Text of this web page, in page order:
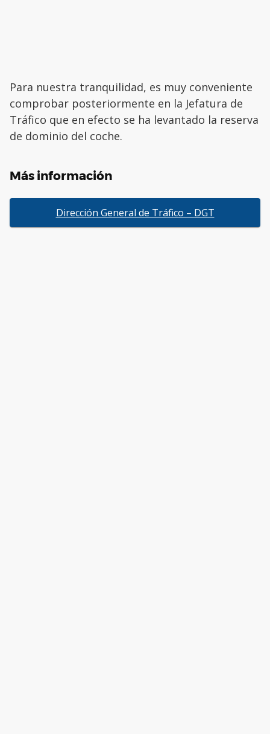
Para nuestra tranquilidad, es muy conveniente
comprobar posteriormente en la Jefatura de
Tráfico que en efecto se ha levantado la reserva
de dominio del coche.
Más información
Dirección General de Tráfico – DGT